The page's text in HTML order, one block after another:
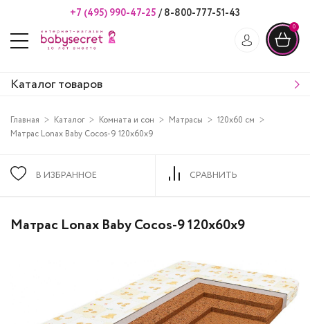
+7 (495) 990-47-25 /8-800-777-51-43
0
Каталог товаров
Главная Каталог Комната и сон Матрасы
120х60 см
Матрас Lonax Baby Cocos-9 120х60х9
В ИЗБРАННОЕ СРАВНИТЬ
Матрас Lonax Baby Cocos-9 120х60х9